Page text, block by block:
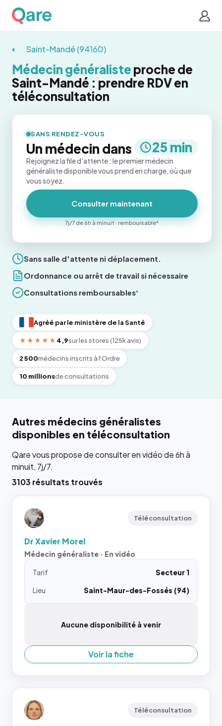
Saint-Mandé (94160)
Médecin généraliste proche de
Saint-Mandé : prendre RDV en
téléconsultation
Sans salle d'attente ni déplacement.
Ordonnance ou arrêt de travail si nécessaire
Consultations remboursables*
Agréé par le ministère de la Santé
★★★★★ 4,9sur les stores (125k avis)
2 500médecins inscrits à l'Ordre
10 millionsde consultations
SANS RENDEZ-VOUS
Un médecin dans 25 min
Rejoignez la file d'attente : le premier médecin
généraliste disponible vous prend en charge, où que
vous soyez.
Consulter maintenant
7j/7 de 6h à minuit · remboursable*
Autres médecins généralistes
disponibles en téléconsultation
Qare vous propose de consulter en vidéo de 6h à
minuit, 7j/7.
3103 résultats trouvés
Téléconsultation
Dr Xavier Morel
Médecin généraliste · En vidéo
Tarif
Secteur 1
Lieu
Saint-Maur-des-Fossés (94)
Aucune disponibilité à venir
Voir la fiche
Téléconsultation